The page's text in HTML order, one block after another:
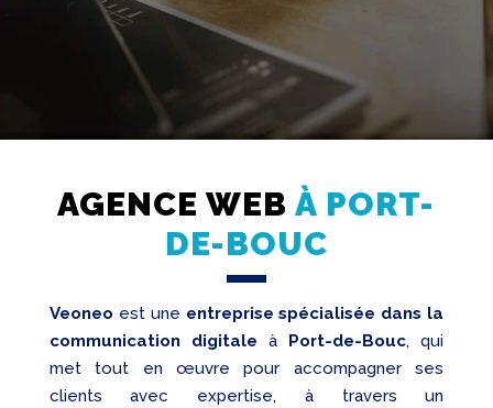
Création
Referencement
Réseaux
sociaux
Audit
AGENCE WEBÀ PORT-
DE-BOUC
Veoneo est une entreprise spécialisée dans la
communication digitale à Port-de-Bouc, qui
met tout en œuvre pour accompagner ses
clients avec expertise, à travers un